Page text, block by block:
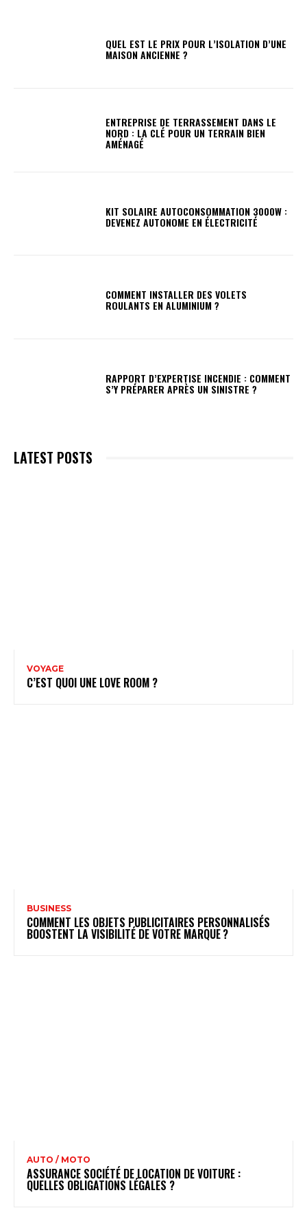
QUEL EST LE PRIX POUR L’ISOLATION D’UNE
MAISON ANCIENNE ?
ENTREPRISE DE TERRASSEMENT DANS LE
NORD : LA CLÉ POUR UN TERRAIN BIEN
AMÉNAGÉ
KIT SOLAIRE AUTOCONSOMMATION 3000W :
DEVENEZ AUTONOME EN ÉLECTRICITÉ
COMMENT INSTALLER DES VOLETS
ROULANTS EN ALUMINIUM ?
RAPPORT D’EXPERTISE INCENDIE : COMMENT
S’Y PRÉPARER APRÈS UN SINISTRE ?
LATEST POSTS
VOYAGE
C’EST QUOI UNE LOVE ROOM ?
BUSINESS
COMMENT LES OBJETS PUBLICITAIRES PERSONNALISÉS
BOOSTENT LA VISIBILITÉ DE VOTRE MARQUE ?
AUTO / MOTO
ASSURANCE SOCIÉTÉ DE LOCATION DE VOITURE :
QUELLES OBLIGATIONS LÉGALES ?